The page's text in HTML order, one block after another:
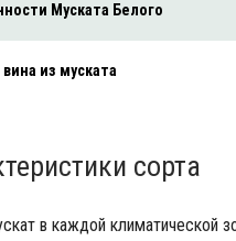
Муската Белого
из муската
сорта
в каждой климатической